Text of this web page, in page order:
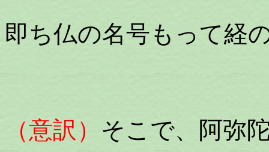
即ち仏の名号もって経
（意訳） そこで、阿弥